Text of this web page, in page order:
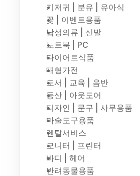
기저귀 | 분유 | 유아식
꽃 | 이벤트용품
남성의류 | 신발
노트북 | PC
다이어트식품
대형가전
도서 | 교육 | 음반
등산 | 아웃도어
디자인 | 문구 | 사무용품
마술도구용품
렌탈서비스
모니터 | 프린터
바디 | 헤어
반려동물용품